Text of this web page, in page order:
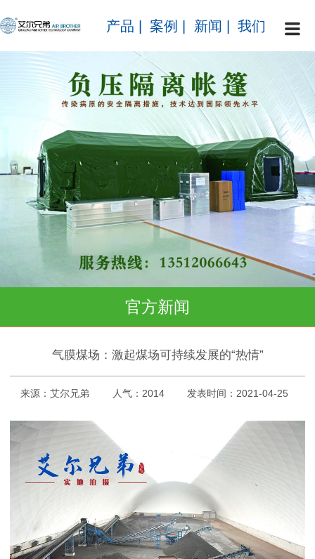
产品 案例 新闻 我们
官方新闻
气膜煤场：激起煤场可持续发展的“热情”
来源：艾尔兄弟 人气：2014 发表时间：2021-04-25